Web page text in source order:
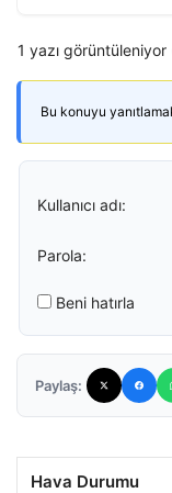
1 yazı görüntüleniyor
Bu konuyu
Kullanıcı adı:
Parola:
Beni hatırla
Paylaş:
Hava Durumu